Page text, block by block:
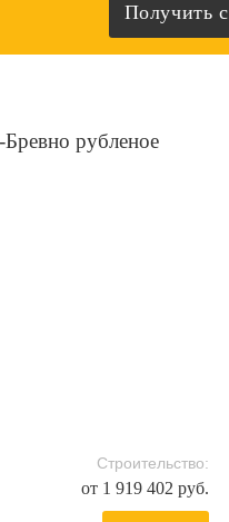
Получить
рубленое
Строительство:
от 1 919 402 руб.